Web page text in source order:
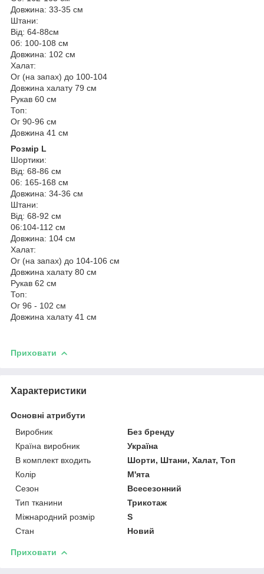
Довжина: 33-35 см
Штани:
Від: 64-88см
0б: 100-108 см
Довжина: 102 см
Халат:
Ог (на запах) до 100-104
Довжина халату 79 см
Рукав 60 см
Топ:
Ог 90-96 см
Довжина 41 см
Розмір L
Шортики:
Від: 68-86 см
06: 165-168 см
Довжина: 34-36 см
Штани:
Від: 68-92 см
06:104-112 см
Довжина: 104 см
Халат:
Ог (на запах) до 104-106 см
Довжина халату 80 см
Рукав 62 см
Топ:
Ог 96 - 102 см
Довжина халату 41 см
Приховати
Характеристики
Основні атрибути
Виробник
Без бренду
Країна виробник
Україна
В комплект входить
Шорти, Штани, Халат, Топ
Колір
М'ята
Сезон
Всесезонний
Тип тканини
Трикотаж
Міжнародний розмір
S
Стан
Новий
Приховати